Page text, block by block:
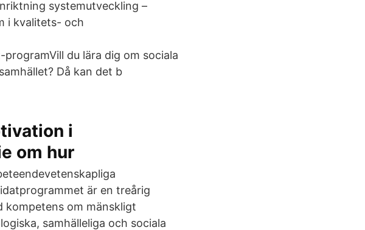
systemutveckling –
i kvalitets- och
du lära dig om sociala
Då kan det b
i
om hur
är en treårig
om mänskligt
samhälleliga och sociala